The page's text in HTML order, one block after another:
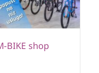
BIKE shop